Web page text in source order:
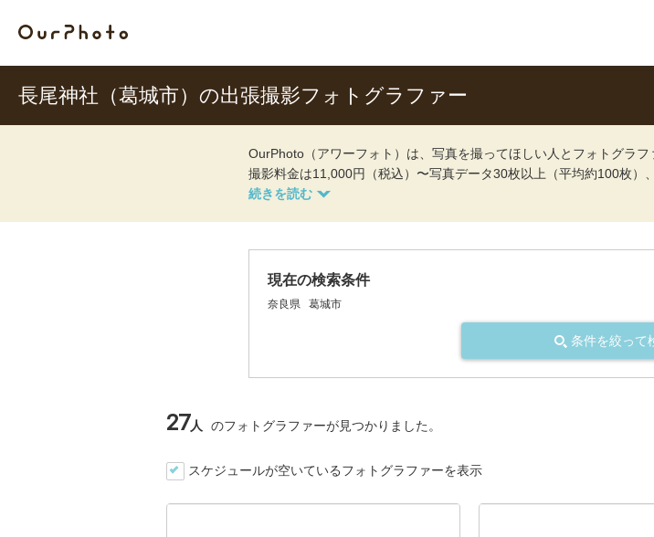
長尾神社（葛城市）の出張撮影フォトグラファー
OurPhoto（アワーフォト）は、写真を撮ってほしい人とフォトグラフ
撮影料金は11,000円（税込）〜写真データ30枚以上（平均約100枚）
現在の検索条件
奈良県 葛城市
条件を絞って
27人 のフォトグラファーが見つかりました。
スケジュールが空いているフォトグラファーを表示